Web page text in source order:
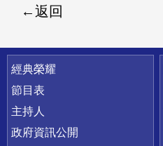
返回
快速連結
經典榮耀
節目表
主持人
政府資訊公開